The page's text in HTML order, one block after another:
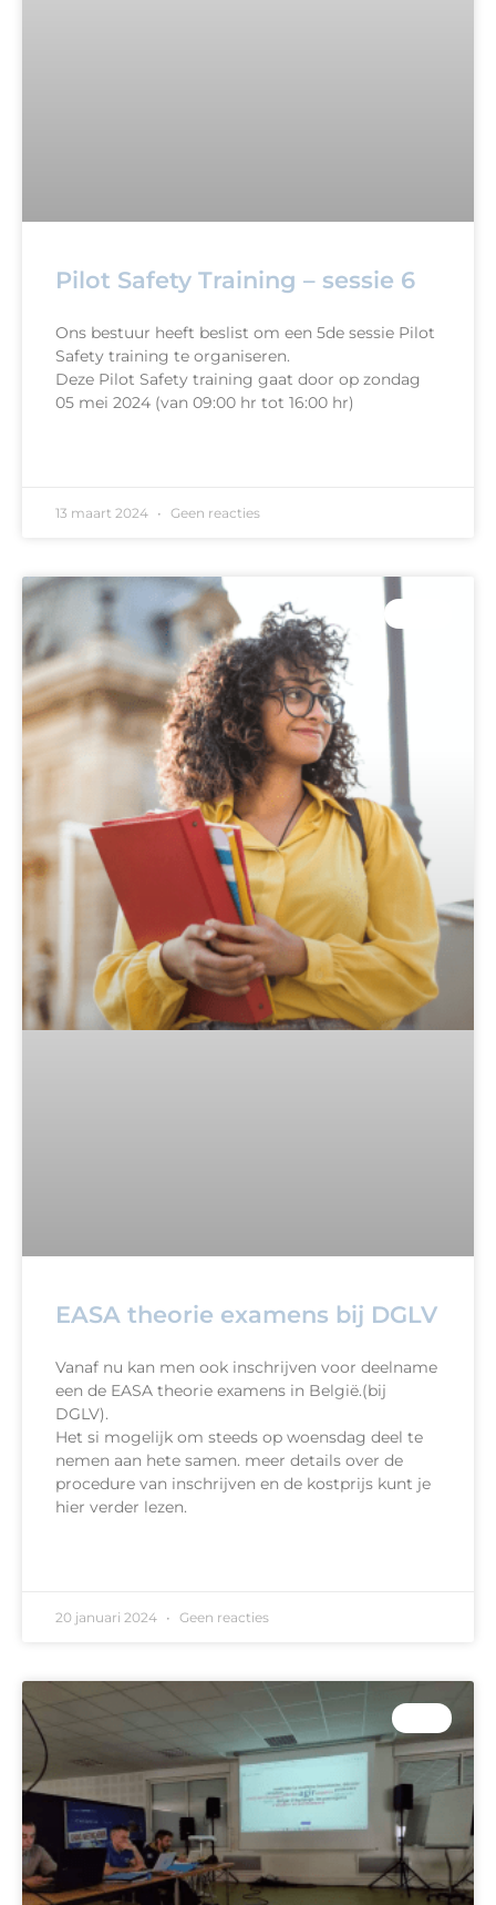
Pilot Safety Training – sessie 6
Ons bestuur heeft beslist om een 5de sessie Pilot
Safety training te organiseren.
Deze Pilot Safety training gaat door op zondag
05 mei 2024 (van 09:00 hr tot 16:00 hr)
13 maart 2024 Geen reacties
EASA theorie examens bij DGLV
Vanaf nu kan men ook inschrijven voor deelname
een de EASA theorie examens in België.(bij
DGLV).
Het si mogelijk om steeds op woensdag deel te
nemen aan hete samen. meer details over de
procedure van inschrijven en de kostprijs kunt je
hier verder lezen.
20 januari 2024 Geen reacties